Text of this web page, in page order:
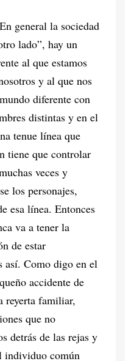
general la sociedad
lado”, hay un
al que estamos
y al que nos
diferente con
distintas y en el
tenue línea que
tiene que controlar
veces y
los personajes,
esa línea. Entonces
va a tener la
de estar
así. Como digo en el
accidente de
reyerta familiar,
que no
detrás de las rejas y
individuo común